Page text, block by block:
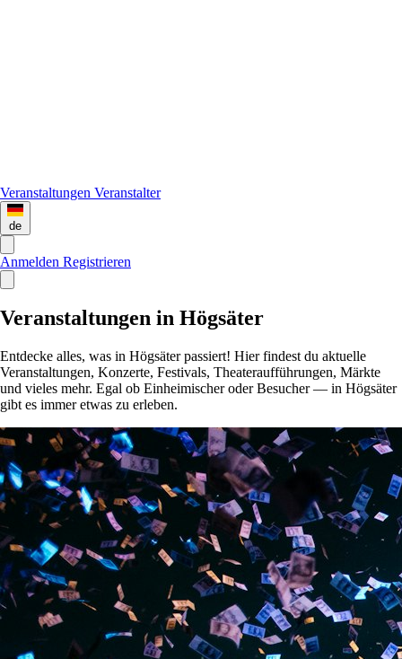
Veranstaltungen Veranstalter
de
Anmelden Registrieren
Veranstaltungen in Högsäter
Entdecke alles, was in Högsäter passiert! Hier findest du aktuelle
Veranstaltungen, Konzerte, Festivals, Theateraufführungen, Märkte
und vieles mehr. Egal ob Einheimischer oder Besucher — in Högsäter
gibt es immer etwas zu erleben.